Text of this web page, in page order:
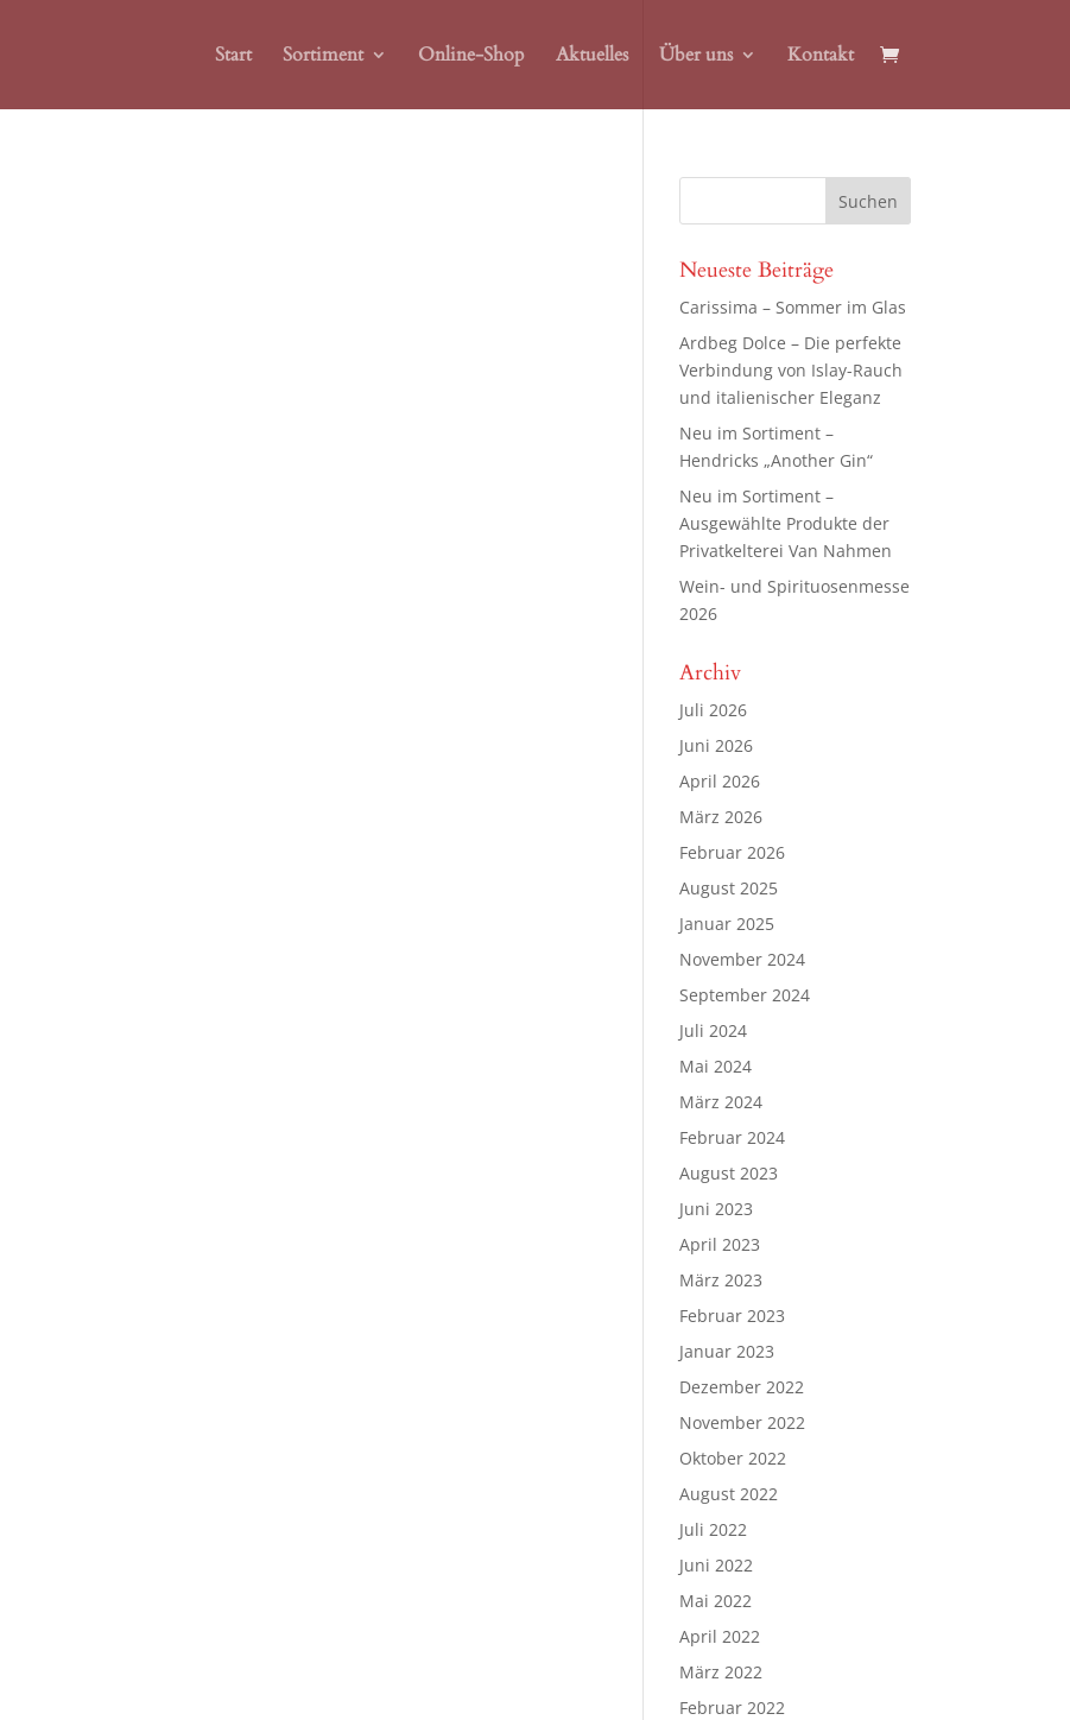
Start Sortiment Online-Shop Aktuelles Über uns Kontakt
Neueste Beiträge
Carissima – Sommer im Glas
Ardbeg Dolce – Die perfekte
Verbindung von Islay-Rauch
und italienischer Eleganz
Neu im Sortiment –
Hendricks „Another Gin“
Neu im Sortiment –
Ausgewählte Produkte der
Privatkelterei Van Nahmen
Wein- und Spirituosenmesse
2026
Archiv
Juli 2026
Juni 2026
April 2026
März 2026
Februar 2026
August 2025
Januar 2025
November 2024
September 2024
Juli 2024
Mai 2024
März 2024
Februar 2024
August 2023
Juni 2023
April 2023
März 2023
Februar 2023
Januar 2023
Dezember 2022
November 2022
Oktober 2022
August 2022
Juli 2022
Juni 2022
Mai 2022
April 2022
März 2022
Februar 2022